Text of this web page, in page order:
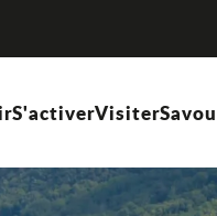
S'activerVisiter